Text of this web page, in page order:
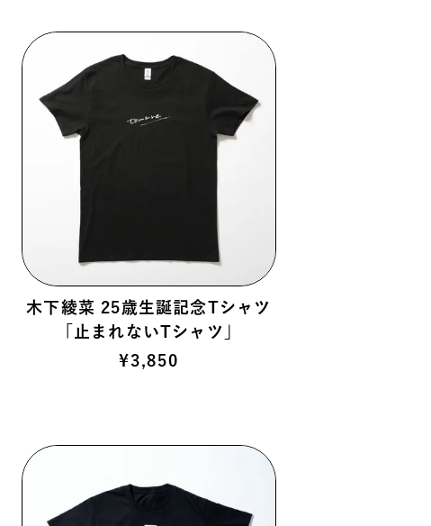
木下綾菜 25歳生誕記念Tシャツ
「止まれないTシャツ」
¥3,850